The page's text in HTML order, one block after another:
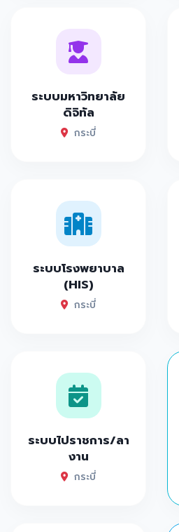
ระบบมหาวิทยาลัย
ดิจิทัล
กระบี่
ระบบโรงพยาบาล
(HIS)
กระบี่
ระบบไปราชการ/ลา
งาน
กระบี่